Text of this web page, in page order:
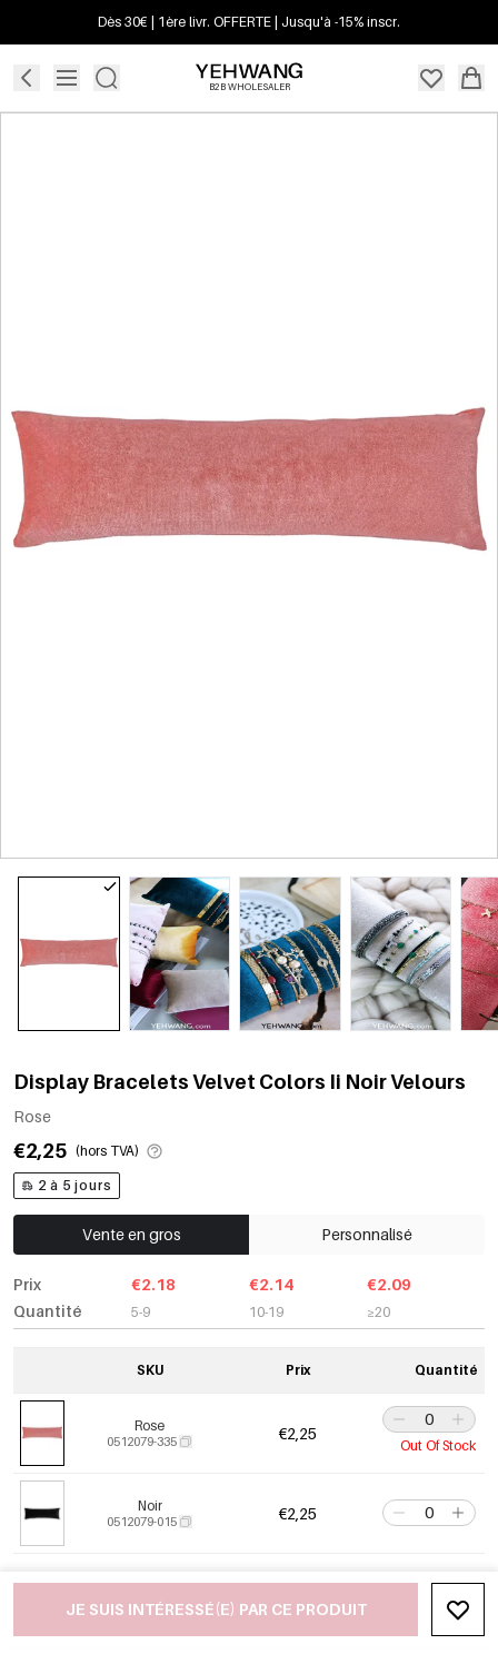
Dès 30€ | 1ère livr. OFFERTE | Jusqu'à -15% inscr.
B2B WHOLESALER
Display Bracelets Velvet Colors Ii Noir Velours
Rose
€2,25 (hors TVA)
2 à 5 jours
Vente en gros Personnalisé
Prix
Quantité
€2.18
5-9
€2.14
10-19
€2.09
≥20
SKU Prix Quantité
Rose
0512079-335 €2,25
Out Of Stock
Noir
0512079-015 €2,25
JE SUIS INTÉRESSÉ(E) PAR CE PRODUIT